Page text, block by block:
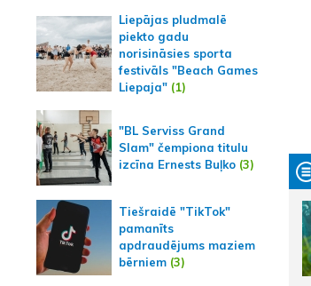
Liepājas pludmalē
piekto gadu
norisināsies sporta
festivāls "Beach Games
Liepaja"(1)
"BL Serviss Grand
Slam" čempiona titulu
izcīna Ernests Buļko(3)
Tiešraidē "TikTok"
pamanīts
apdraudējums maziem
bērniem(3)